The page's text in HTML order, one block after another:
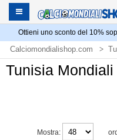
Ottieni uno sconto del 10%
Calciomondialishop.com
Tunisia
Mostra: